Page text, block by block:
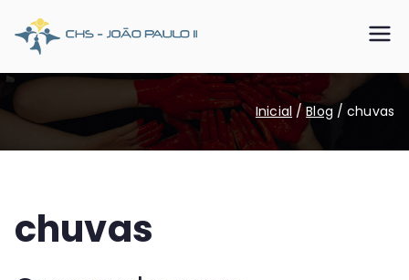
para
conteúdo
CHS João
Paulo II
Somos o SUS que dá certo
Inicial Blog chuvas
chuvas